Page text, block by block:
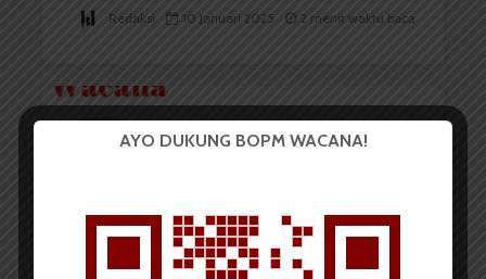
Redaksi 10 Januari 2025 2 menit waktu baca
AYO DUKUNG BOPM WACANA!